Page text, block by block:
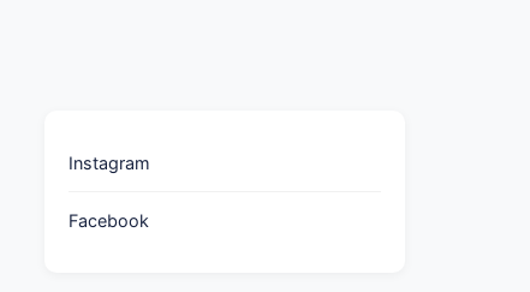
Instagram
Facebook